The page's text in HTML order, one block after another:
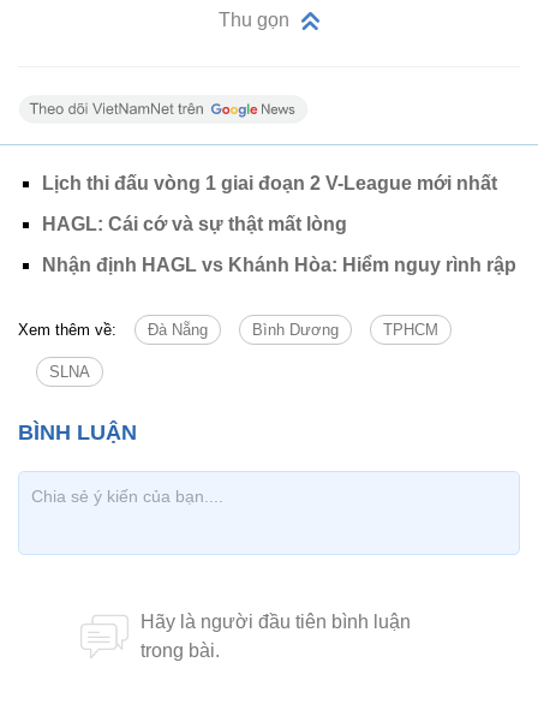
Thu gọn
Lịch thi đấu vòng 1 giai đoạn 2 V-League mới nhất
HAGL: Cái cớ và sự thật mất lòng
Nhận định HAGL vs Khánh Hòa: Hiểm nguy rình rập
Xem thêm về: Đà Nẵng Bình Dương TPHCM
SLNA